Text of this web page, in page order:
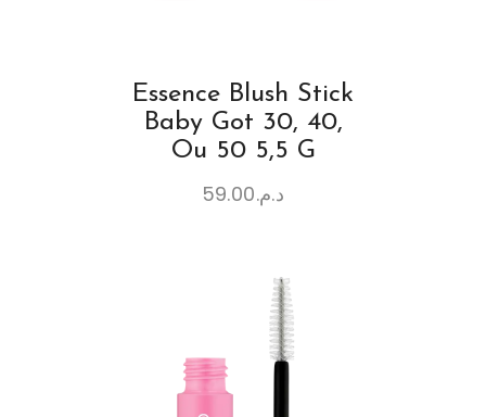
Essence Blush Stick
Baby Got 30, 40,
Ou 50 5,5 G
د.م.59.00